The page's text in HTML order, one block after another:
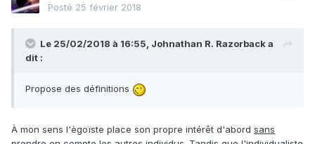
Posté 25 février 2018
Le 25/02/2018 à 16:55, Johnathan R. Razorbacka
dit :
Propose des définitions
À mon sens l'ègoïste place son propre intérêt d'abord sans